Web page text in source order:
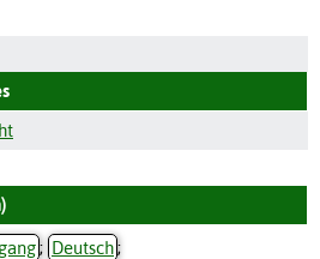
; Deutsch;